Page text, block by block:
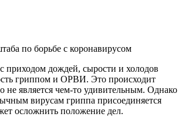
по борьбе с коронавирусом
приходом дождей, сырости и холодов
гриппом и ОРВИ. Это происходит
не является чем-то удивительным. Однако
вирусам гриппа присоединяется
осложнить положение дел.